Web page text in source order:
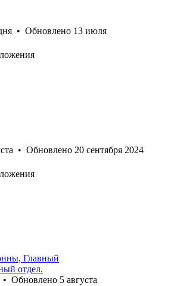
• Обновлено 13 июля
• Обновлено 20 сентября 2024
Главный
отдел.
• Обновлено 5 августа